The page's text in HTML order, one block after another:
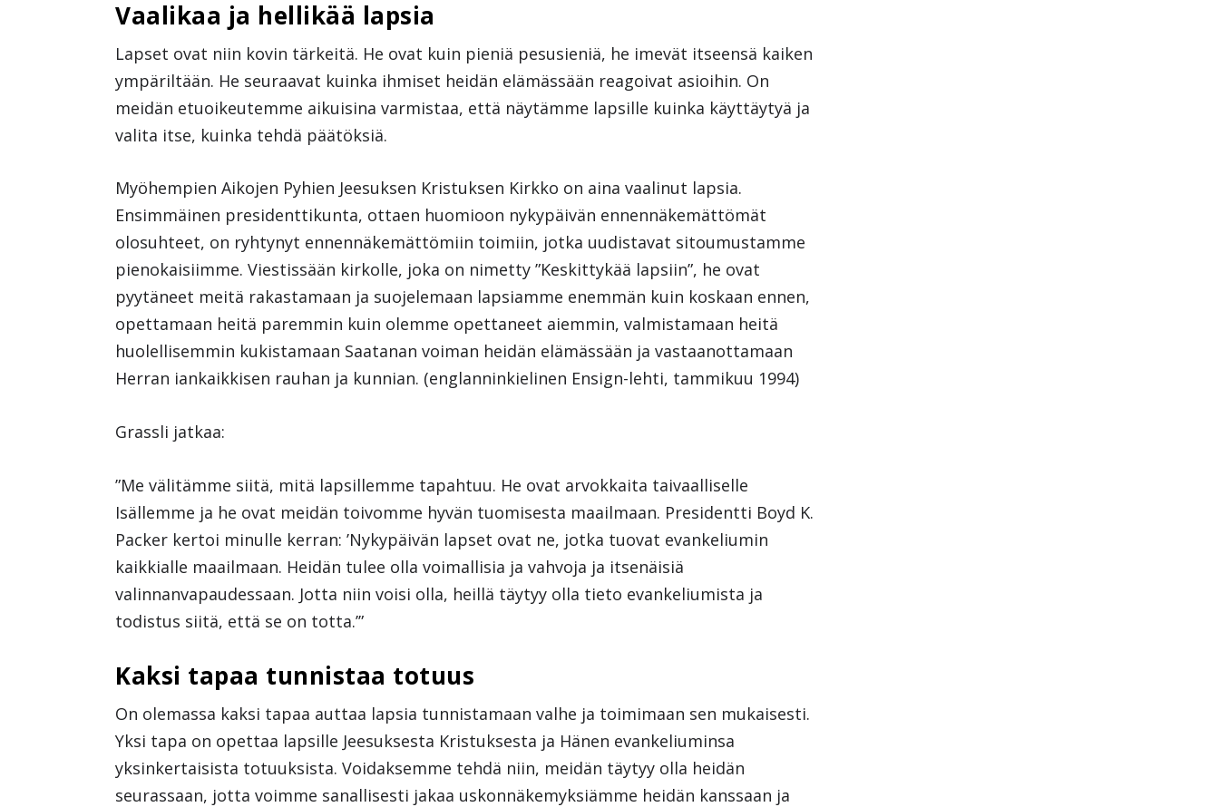
Vaalikaa ja hellikää lapsia
Lapset ovat niin kovin tärkeitä. He ovat kuin pieniä pesusieniä, he imevät itseensä kaiken
ympäriltään. He seuraavat kuinka ihmiset heidän elämässään reagoivat asioihin. On
meidän etuoikeutemme aikuisina varmistaa, että näytämme lapsille kuinka käyttäytyä ja
valita itse, kuinka tehdä päätöksiä.
Myöhempien Aikojen Pyhien Jeesuksen Kristuksen Kirkko on aina vaalinut lapsia.
Ensimmäinen presidenttikunta, ottaen huomioon nykypäivän ennennäkemättömät
olosuhteet, on ryhtynyt ennennäkemättömiin toimiin, jotka uudistavat sitoumustamme
pienokaisiimme. Viestissään kirkolle, joka on nimetty ”Keskittykää lapsiin”, he ovat
pyytäneet meitä rakastamaan ja suojelemaan lapsiamme enemmän kuin koskaan ennen,
opettamaan heitä paremmin kuin olemme opettaneet aiemmin, valmistamaan heitä
huolellisemmin kukistamaan Saatanan voiman heidän elämässään ja vastaanottamaan
Herran iankaikkisen rauhan ja kunnian. (englanninkielinen Ensign-lehti, tammikuu 1994)
Grassli jatkaa:
”Me välitämme siitä, mitä lapsillemme tapahtuu. He ovat arvokkaita taivaalliselle
Isällemme ja he ovat meidän toivomme hyvän tuomisesta maailmaan. Presidentti Boyd K.
Packer kertoi minulle kerran: ’Nykypäivän lapset ovat ne, jotka tuovat evankeliumin
kaikkialle maailmaan. Heidän tulee olla voimallisia ja vahvoja ja itsenäisiä
valinnanvapaudessaan. Jotta niin voisi olla, heillä täytyy olla tieto evankeliumista ja
todistus siitä, että se on totta.’”
Kaksi tapaa tunnistaa totuus
On olemassa kaksi tapaa auttaa lapsia tunnistamaan valhe ja toimimaan sen mukaisesti.
Yksi tapa on opettaa lapsille Jeesuksesta Kristuksesta ja Hänen evankeliuminsa
yksinkertaisista totuuksista. Voidaksemme tehdä niin, meidän täytyy olla heidän
seurassaan, jotta voimme sanallisesti jakaa uskonnäkemyksiämme heidän kanssaan ja